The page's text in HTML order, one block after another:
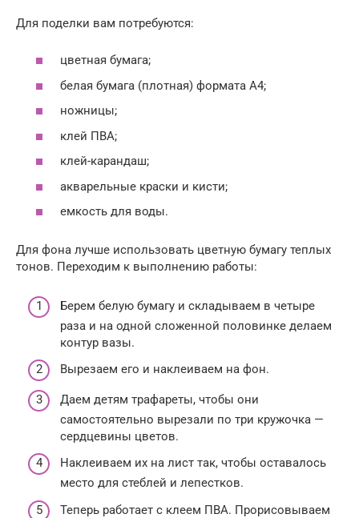
Для поделки вам потребуются:
цветная бумага;
белая бумага (плотная) формата А4;
ножницы;
клей ПВА;
клей-карандаш;
акварельные краски и кисти;
емкость для воды.
Для фона лучше использовать цветную бумагу теплых
тонов. Переходим к выполнению работы:
Берем белую бумагу и складываем в четыре
раза и на одной сложенной половинке делаем
контур вазы.
Вырезаем его и наклеиваем на фон.
Даем детям трафареты, чтобы они
самостоятельно вырезали по три кружочка —
сердцевины цветов.
Наклеиваем их на лист так, чтобы оставалось
место для стеблей и лепестков.
Теперь работает с клеем ПВА. Прорисовываем